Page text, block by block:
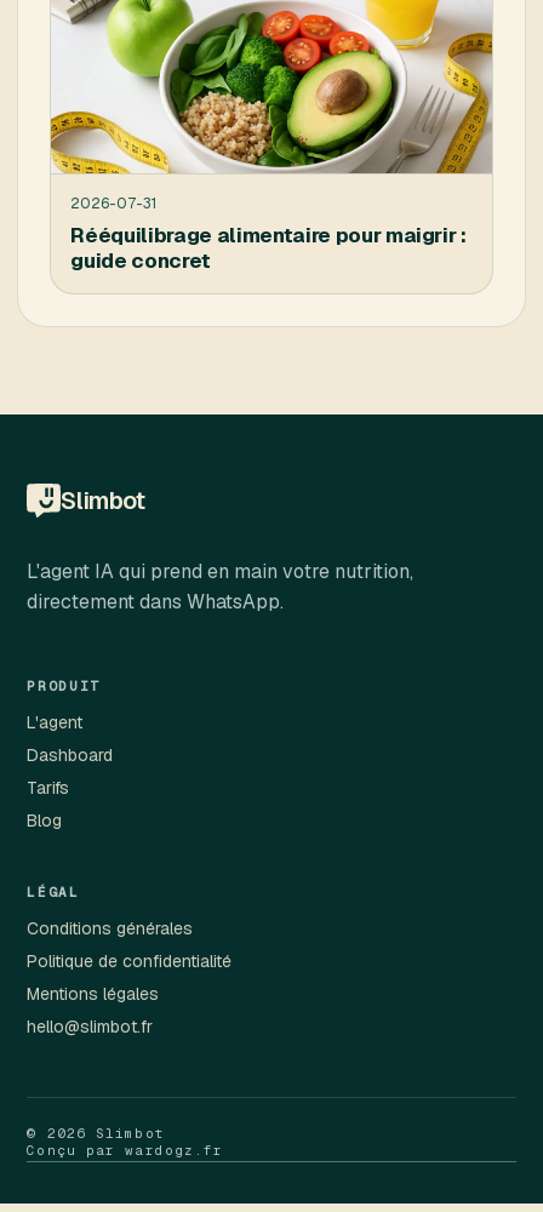
2026-07-31
Rééquilibrage alimentaire pour maigrir :
guide concret
Slimbot
L'agent IA qui prend en main votre nutrition,
directement dans WhatsApp.
PRODUIT
L'agent
Dashboard
Tarifs
Blog
LÉGAL
Conditions générales
Politique de confidentialité
Mentions légales
hello@slimbot.fr
© 2026 Slimbot
Conçu par wardogz.fr